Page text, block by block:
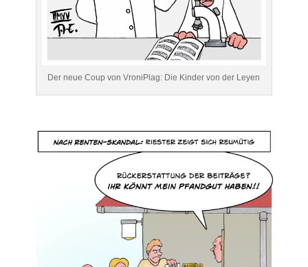
Der neue Coup von VroniPlag: Die Kinder von der Leyen